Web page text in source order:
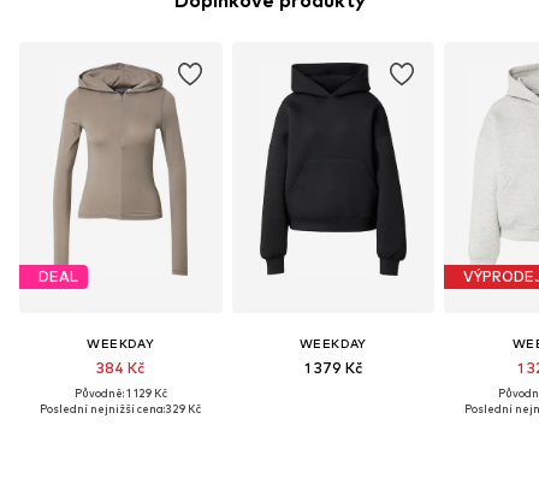
DEAL
WEEKDAY
384 Kč
Původně: 1 129 Kč
Poslední nejnižší cena:329 Kč
WEEKDAY
1 379 Kč 1
Poslední